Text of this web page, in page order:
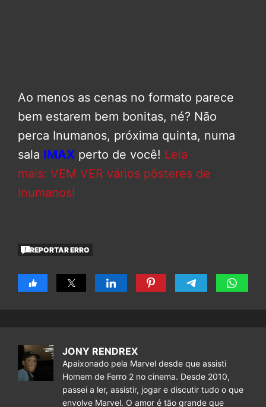
Ao menos as cenas no formato parece
bem estarem bem bonitas, né? Não
perca Inumanos, próxima quinta, numa
sala IMAX perto de você! Leia
mais: VEM VER vários pôsteres de
Inumanos!
REPORTAR ERRO
JONY RENDREX
Apaixonado pela Marvel desde que assisti
Homem de Ferro 2 no cinema. Desde 2010,
passei a ler, assistir, jogar e discutir tudo o que
envolve Marvel. O amor é tão grande que